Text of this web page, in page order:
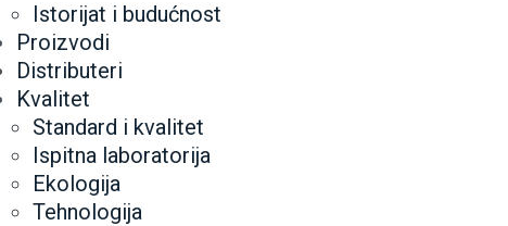
Istorijat i budućnost
Proizvodi
Distributeri
Kvalitet
Standard i kvalitet
Ispitna laboratorija
Ekologija
Tehnologija